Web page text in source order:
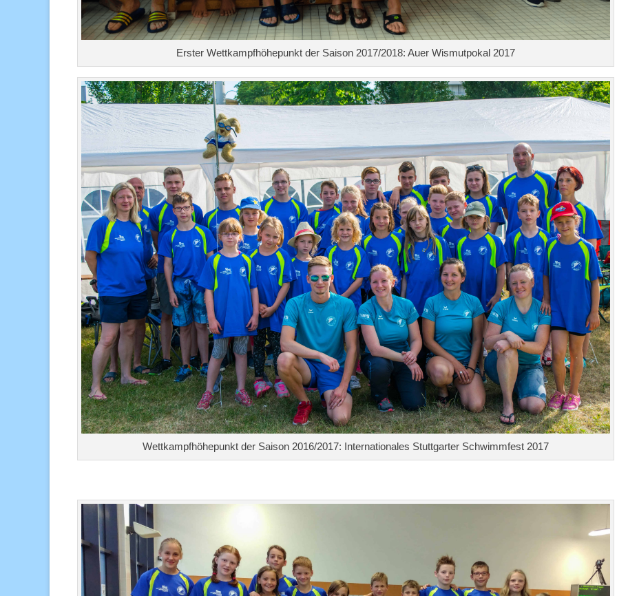
Erster Wettkampfhöhepunkt der Saison 2017/2018: Auer Wismutpokal 2017
Wettkampfhöhepunkt der Saison 2016/2017: Internationales Stuttgarter Schwimmfest 2017